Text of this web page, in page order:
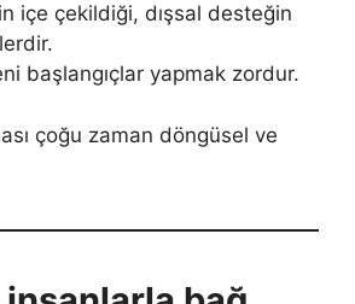
içe çekildiği, dışsal desteğin
başlangıçlar yapmak zordur.
çoğu zaman döngüsel ve